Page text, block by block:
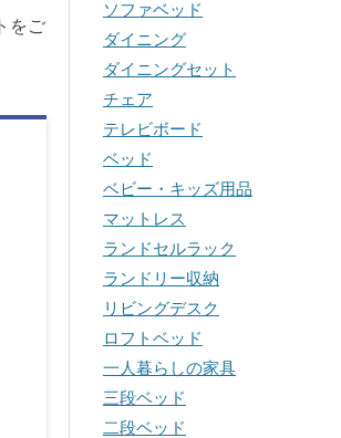
をご
ソファベッド
ダイニング
ダイニングセット
チェア
テレビボード
ベッド
ベビー・キッズ用品
マットレス
ランドセルラック
ランドリー収納
リビングデスク
ロフトベッド
一人暮らしの家具
三段ベッド
二段ベッド